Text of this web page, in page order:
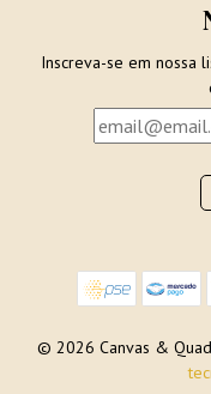
Inscreva-se em nossa
© 2026 Canvas &